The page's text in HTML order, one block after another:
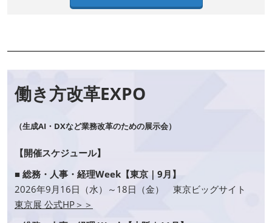
働き方改革EXPO
（生成AI・DXなど業務改革のための展示会）
【開催スケジュール】
■ 総務・人事・経理Week【東京｜9月】
2026年9月16日（水）～18日（金） 東京ビッグサイト
東京展 公式HP＞＞